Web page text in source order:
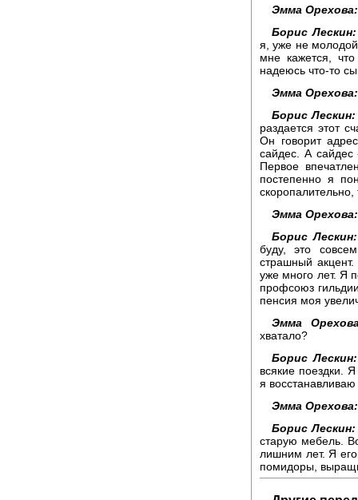
Эмма Орехова:
Борис Лескин:
я, уже не
мне кажется,
надеюсь что-то
Эмма Орехова:
Борис Лескин:
раздается этот
Он говорит
сайдес. А сайдес
Первое
постепенно я
Эмма Орехова:
Борис Лескин:
буду, это
страшный
уже много лет. Я
профсоюз
пенсия моя
Эмма
хватало?
Борис Лескин:
всякие поездки.
я
Эмма Орехова:
Борис Лескин:
старую мебель.
лишним лет. Я
помидоры,